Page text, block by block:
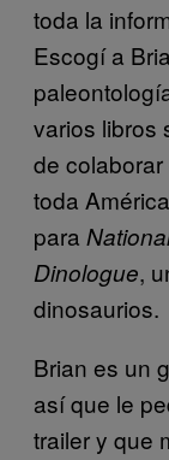
toda la
Escogí a
varios libros
de
toda
para
Dinologue,
dinosaurios.
Brian es un
así que le
trailer y que